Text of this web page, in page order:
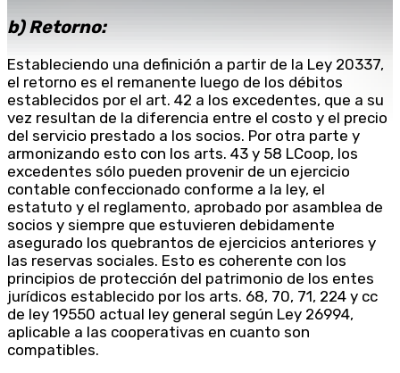
b) Retorno:
Estableciendo una definición a partir de la Ley 20337,
el retorno es el remanente luego de los débitos
establecidos por el art. 42 a los excedentes, que a su
vez resultan de la diferencia entre el costo y el precio
del servicio prestado a los socios. Por otra parte y
armonizando esto con los arts. 43 y 58 LCoop, los
excedentes sólo pueden provenir de un ejercicio
contable confeccionado conforme a la ley, el
estatuto y el reglamento, aprobado por asamblea de
socios y siempre que estuvieren debidamente
asegurado los quebrantos de ejercicios anteriores y
las reservas sociales. Esto es coherente con los
principios de protección del patrimonio de los entes
jurídicos establecido por los arts. 68, 70, 71, 224 y cc
de ley 19550 actual ley general según Ley 26994,
aplicable a las cooperativas en cuanto son
compatibles.